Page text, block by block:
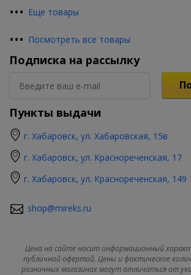
••• Еще товары
••• Посмотреть все товары
Подписка на рассылку
Пункты выдачи
г. Хабаровск, ул. Хабаровская, 15в
г. Хабаровск, ул. Краснореченская, 17
г. Хабаровск, ул. Краснореченская, 149
shop@mireks.ru
Цена на сайте носит информационный
публичной офертой. Цены и фактическое
розничных магазинах могут отличаться от